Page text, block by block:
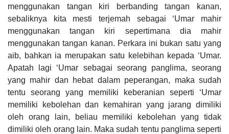
menggunakan tangan kiri berbanding tangan kanan,
sebaliknya kita mesti terjemah sebagai ‘Umar mahir
menggunakan tangan kiri sepertimana dia mahir
menggunakan tangan kanan. Perkara ini bukan satu yang
aib, bahkan ia merupakan satu kelebihan kepada ‘Umar.
Apatah lagi ‘Umar sebagai seorang panglima, seorang
yang mahir dan hebat dalam peperangan, maka sudah
tentu seorang yang memiliki keberanian seperti ‘Umar
memiliki kebolehan dan kemahiran yang jarang dimiliki
oleh orang lain, beliau memiliki kebolehan yang tidak
dimiliki oleh orang lain. Maka sudah tentu panglima seperti